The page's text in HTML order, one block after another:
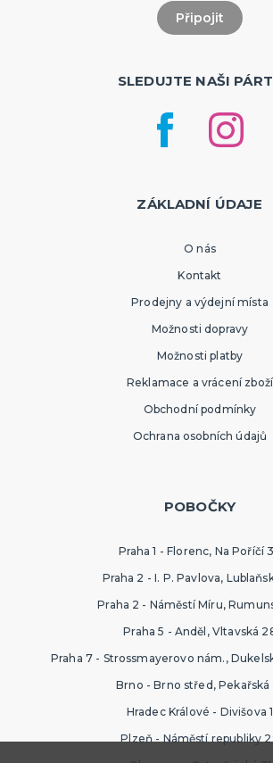
SLEDUJTE NAŠI
ZÁKLADNÍ ÚDAJE
O nás
Kontakt
Prodejny a výdejní místa
Možnosti dopravy
Možnosti platby
Reklamace a vrácení zboží
Obchodní podmínky
Ochrana osobních údajů
POBOČKY
Praha 1 - Florenc, Na Poříčí
Praha 2 - I. P. Pavlova,
Praha 2 - Náměstí Míru,
Praha 5 - Anděl, Vltavská
Praha 7 - Strossmayerovo nám.,
Brno - Brno střed, Pekařská
Hradec Králové - Divišova 1
Plzeň - Náměstí republiky